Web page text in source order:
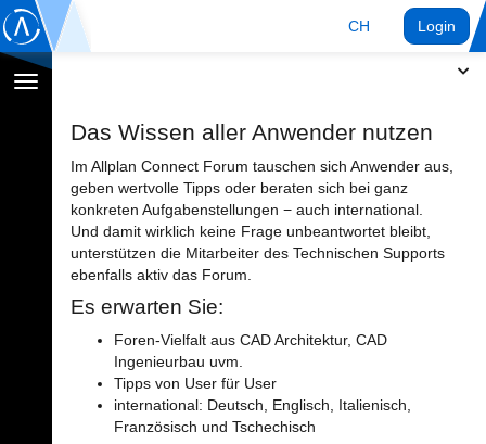
CH Login
Navigation
Das Wissen aller Anwender nutzen
Im Allplan Connect Forum tauschen sich Anwender aus,
geben wertvolle Tipps oder beraten sich bei ganz
konkreten Aufgabenstellungen − auch international.
Und damit wirklich keine Frage unbeantwortet bleibt,
unterstützen die Mitarbeiter des Technischen Supports
ebenfalls aktiv das Forum.
Es erwarten Sie:
Foren-Vielfalt aus CAD Architektur, CAD
Ingenieurbau uvm.
Tipps von User für User
international: Deutsch, Englisch, Italienisch,
Französisch und Tschechisch